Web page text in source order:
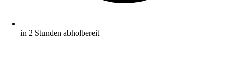
in 2 Stunden abholbereit